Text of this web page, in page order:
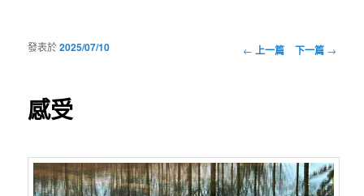
瀏覽文章
← 上一篇 下一篇 →
感受
發表於2025/07/10